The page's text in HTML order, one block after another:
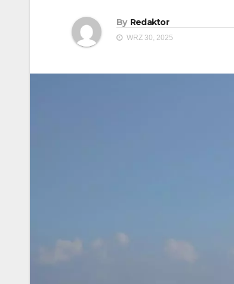
By Redaktor
WRZ 30, 2025